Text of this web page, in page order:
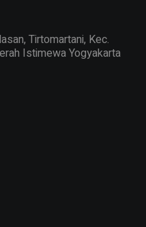
Tirtomartani, Kec.
Istimewa Yogyakarta